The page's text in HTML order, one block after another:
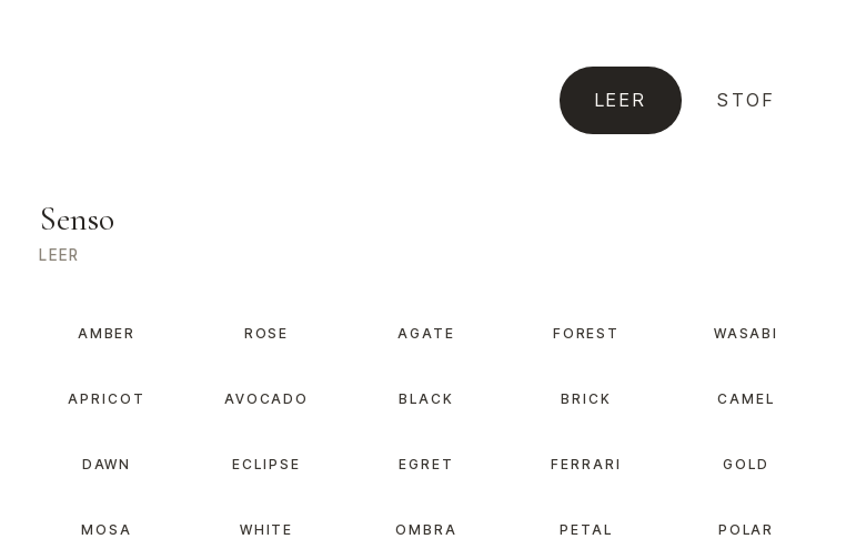
LEER STOF
Senso
LEER
AMBER ROSE AGATE FOREST WASABI
APRICOT AVOCADO BLACK BRICK CAMEL
DAWN ECLIPSE EGRET FERRARI GOLD
MOSA WHITE OMBRA PETAL POLAR